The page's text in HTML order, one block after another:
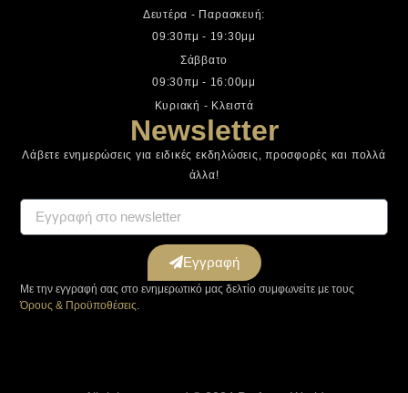
Δευτέρα - Παρασκευή:
09:30πμ - 19:30μμ
Σάββατο
09:30πμ - 16:00μμ
Κυριακή - Κλειστά
Newsletter
Λάβετε ενημερώσεις για ειδικές εκδηλώσεις, προσφορές και πολλά
άλλα!
Εγγραφή
Με την εγγραφή σας στο ενημερωτικό μας δελτίο συμφωνείτε με τους
Όρους & Προϋποθέσεις